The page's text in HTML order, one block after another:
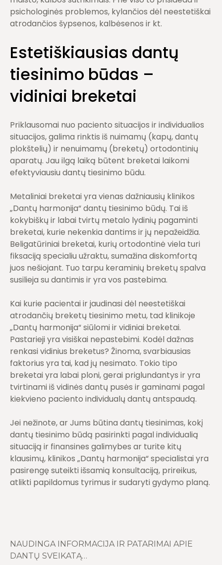
psichologinės problemos, kylančios dėl neestetiškai
atrodančios šypsenos, kalbėsenos ir kt.
Estetiškiausias dantų
tiesinimo būdas –
vidiniai breketai
Priklausomai nuo paciento situacijos ir individualios
situacijos, galima rinktis iš nuimamų (kapų, dantų
plokštelių) ir nenuimamų (breketų) ortodontinių
aparatų. Jau ilgą laiką būtent breketai laikomi
efektyviausiu dantų tiesinimo būdu.
Metaliniai breketai yra vienas dažniausių klinikos
„Dantų harmonija“ dantų tiesinimo būdų. Tai iš
kokybiškų ir labai tvirtų metalo lydinių pagaminti
breketai, kurie nekenkia dantims ir jų nepažeidžia.
Beligatūriniai breketai, kurių ortodontinė viela turi
fiksaciją specialiu užraktu, sumažina diskomfortą
juos nešiojant. Tuo tarpu keraminių breketų spalva
susilieja su dantimis ir yra vos pastebima.
Kai kurie pacientai ir jaudinasi dėl neestetiškai
atrodančių breketų tiesinimo metu, tad klinikoje
„Dantų harmonija“ siūlomi ir vidiniai breketai.
Pastarieji yra visiškai nepastebimi. Kodėl dažnas
renkasi vidinius breketus? Žinoma, svarbiausias
faktorius yra tai, kad jų nesimato. Tokio tipo
breketai yra labai ploni, gerai priglundantys ir yra
tvirtinami iš vidinės dantų pusės ir gaminami pagal
kiekvieno paciento individualų dantų antspaudą.
Jei nežinote, ar Jums būtina dantų tiesinimas, kokį
dantų tiesinimo būdą pasirinkti pagal individualią
situaciją ir finansines galimybes ar turite kitų
klausimų, klinikos „Dantų harmonija“ specialistai yra
pasirengę suteikti išsamią konsultaciją, prireikus,
atlikti papildomus tyrimus ir sudaryti gydymo planą.
NAUDINGA INFORMACIJA IR PATARIMAI APIE
DANTŲ SVEIKATĄ…